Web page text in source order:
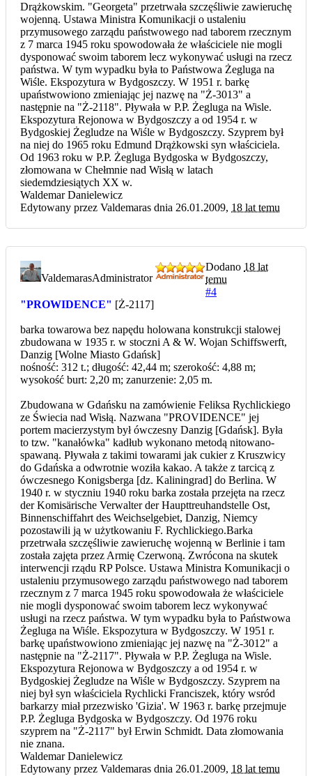
Drążkowskim. "Georgeta" przetrwała szczęśliwie zawieruchę
wojenną. Ustawa Ministra Komunikacji o ustaleniu
przymusowego zarządu państwowego nad taborem rzecznym
z 7 marca 1945 roku spowodowała że właściciele nie mogli
dysponować swoim taborem lecz wykonywać usługi na rzecz
państwa. W tym wypadku była to Państwowa Żegluga na
Wiśle. Ekspozytura w Bydgoszczy. W 1951 r. barkę
upaństwowiono zmieniając jej nazwę na "Ż-3013" a
następnie na "Ż-2118". Pływała w P.P. Żegluga na Wisle.
Ekspozytura Rejonowa w Bydgoszczy a od 1954 r. w
Bydgoskiej Żegludze na Wiśle w Bydgoszczy. Szyprem był
na niej do 1965 roku Edmund Drążkowski syn właściciela.
Od 1963 roku w P.P. Żegluga Bydgoska w Bydgoszczy,
złomowana w Chełmnie nad Wisłą w latach
siedemdziesiątych XX w.
Waldemar Danielewicz
Edytowany przez Valdemaras dnia 26.01.2009, 18 lat temu
ValdemarasAdministrator
Dodano 18 lat
temu
#4
"PROWIDENCE" [Ż-2117]
barka towarowa bez napędu holowana konstrukcji stalowej
zbudowana w 1935 r. w stoczni A & W. Wojan Schiffswerft,
Danzig [Wolne Miasto Gdańsk]
nośność: 312 t.; długość: 42,44 m; szerokość: 4,88 m;
wysokość burt: 2,20 m; zanurzenie: 2,05 m.
Zbudowana w Gdańsku na zamówienie Feliksa Rychlickiego
ze Świecia nad Wisłą. Nazwana "PROVIDENCE" jej
portem macierzystym był ówczesny Danzig [Gdańsk]. Była
to tzw. "kanałówka" kadłub wykonano metodą nitowano-
spawaną. Pływała z takimi towarami jak cukier z Kruszwicy
do Gdańska a odwrotnie woziła kakao. A także z tarcicą z
ówczesnego Konigsberga [dz. Kaliningrad] do Berlina. W
1940 r. w styczniu 1940 roku barka została przejęta na rzecz
der Komisärische Verwalter der Haupttreuhandstelle Ost,
Binnenschiffahrt des Weichselgebiet, Danzig, Niemcy
pozostawili ją w użytkowaniu F. Rychlickiego.Barka
przetrwała szczęśliwie zawieruchę wojenną w Berlinie i tam
została zajęta przez Armię Czerwoną. Zwrócona na skutek
interwencji rządu RP Polsce. Ustawa Ministra Komunikacji o
ustaleniu przymusowego zarządu państwowego nad taborem
rzecznym z 7 marca 1945 roku spowodowała że właściciele
nie mogli dysponować swoim taborem lecz wykonywać
usługi na rzecz państwa. W tym wypadku była to Państwowa
Żegluga na Wiśle. Ekspozytura w Bydgoszczy. W 1951 r.
barkę upaństwowiono zmieniając jej nazwę na "Ż-3012" a
następnie na "Ż-2117". Pływała w P.P. Żegluga na Wisle.
Ekspozytura Rejonowa w Bydgoszczy a od 1954 r. w
Bydgoskiej Żegludze na Wiśle w Bydgoszczy. Szyprem na
niej był syn właściciela Rychlicki Franciszek, który wsród
barkarzy miał przezwisko 'Gizia'. W 1963 r. barkę przejmuje
P.P. Żegluga Bydgoska w Bydgoszczy. Od 1976 roku
szyprem na "Ż-2117" był Erwin Schmidt. Data złomowania
nie znana.
Waldemar Danielewicz
Edytowany przez Valdemaras dnia 26.01.2009, 18 lat temu